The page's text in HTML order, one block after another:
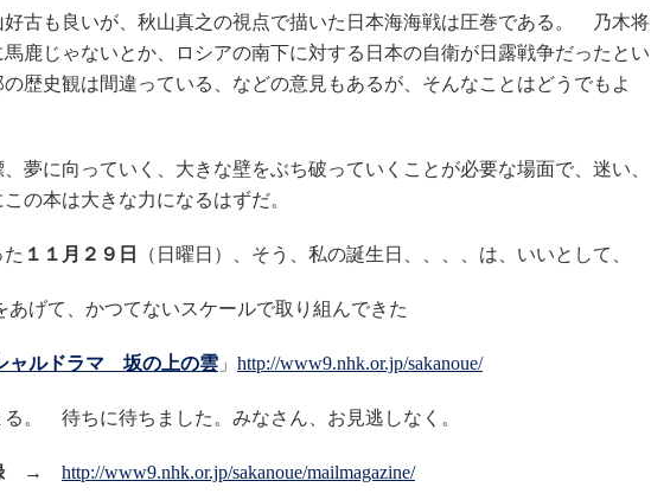
古も良いが、秋山真之の視点で描いた日本海海戦は圧巻である。 乃木将
鹿じゃないとか、ロシアの南下に対する日本の自衛が日露戦争だったとい
の歴史観は間違っている、などの意見もあるが、そんなことはどうでもよ
夢に向っていく、大きな壁をぶち破っていくことが必要な場面で、迷い、
の本は大きな力になるはずだ。
１１月２９日 （日曜日）、そう、私の誕生日、、、、は、いいとして、
あげて、かつてないスケールで取り組んできた
ャルドラマ 坂の上の雲 」 http://www9.nhk.or.jp/sakanoue/
。 待ちに待ちました。みなさん、お見逃しなく。
→ http://www9.nhk.or.jp/sakanoue/mailmagazine/